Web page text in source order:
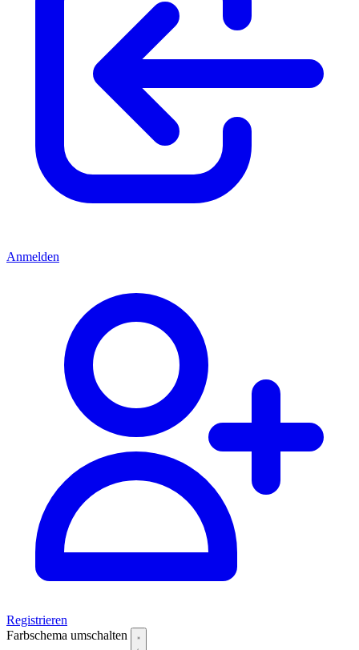
Anmelden
Registrieren
Farbschema umschalten